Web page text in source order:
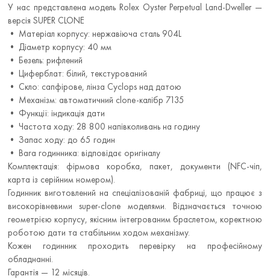
У нас представлена модель Rolex Oyster Perpetual Land-Dweller —
версія SUPER CLONE
• Матеріал корпусу: нержавіюча сталь 904L
• Діаметр корпусу: 40 мм
• Безель: рифлений
• Циферблат: білий, текстурований
• Скло: сапфірове, лінза Cyclops над датою
• Механізм: автоматичний clone-калібр 7135
• Функції: індикація дати
• Частота ходу: 28 800 напівколивань на годину
• Запас ходу: до 65 годин
• Вага годинника: відповідає оригіналу
Комплектація: фірмова коробка, пакет, документи (NFC-чіп,
карта із серійним номером).
Годинник виготовлений на спеціалізованій фабриці, що працює з
високорівневими super-clone моделями. Відзначається точною
геометрією корпусу, якісним інтегрованим браслетом, коректною
роботою дати та стабільним ходом механізму.
Кожен годинник проходить перевірку на професійному
обладнанні.
Гарантія — 12 місяців.